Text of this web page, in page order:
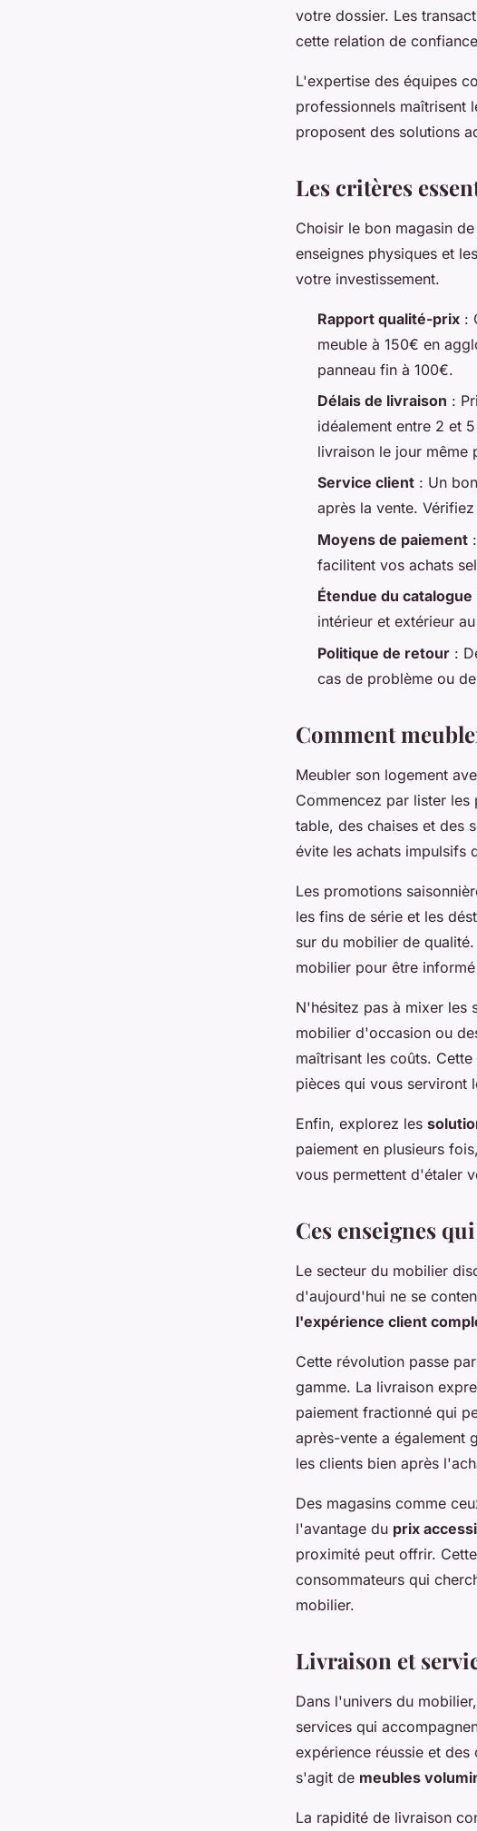
votre dossier. Les
cette relation de
L'expertise des équipes
professionnels maîtrisent
proposent des solutions
Les critères
Choisir le bon magasin
enseignes physiques et
votre investissement.
Rapport qualité-prix :
meuble à 150€ en
panneau fin à 100€.
Délais de livraison :
idéalement entre 2 et
livraison le jour même
Service client : Un
après la vente.
Moyens de paiement
facilitent vos achats
Étendue du catalogue
intérieur et extérieur
Politique de retour :
cas de problème ou
Comment
Meubler son logement
Commencez par lister les
table, des chaises et des
évite les achats impulsifs
Les promotions
les fins de série et les
sur du mobilier de
mobilier pour être
N'hésitez pas à mixer les
mobilier d'occasion ou
maîtrisant les coûts.
pièces qui vous serviront
Enfin, explorez les
paiement en plusieurs
vous permettent d'étaler
Ces enseignes
Le secteur du mobilier
d'aujourd'hui ne se
l'expérience client
Cette révolution passe
gamme. La livraison
paiement fractionné qui
après-vente a également
les clients bien après
Des magasins comme
l'avantage du prix
proximité peut offrir.
consommateurs qui
mobilier.
Livraison et
Dans l'univers du
services qui
expérience réussie et
s'agit de meubles
La rapidité de livraison